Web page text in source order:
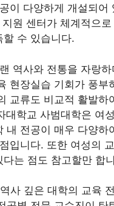
이 다양하게 개설되
원 센터가 체계적으
할 수 있습니다.
역사와 전통을 자랑
현장실습 기회가 풍
교류도 비교적 활발
대학교 사범대학은 여
내 전공이 매우 다양
입니다. 또한 여성의
는 점도 참고할만 합
사 깊은 대학의 교육